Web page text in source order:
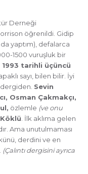
Derneği
öğrenildi. Gidip
da yaptım), defalarca
1500 vuruşluk bir
1993 tarihli üçüncü
sayı, bilen bilir. İyi
Sevin
Osman Çakmakçı,
özlemle (ve onu
. İlk aklıma gelen
Ama unutulmaması
derdini ve en
(Çalıntı dergisini ayrıca